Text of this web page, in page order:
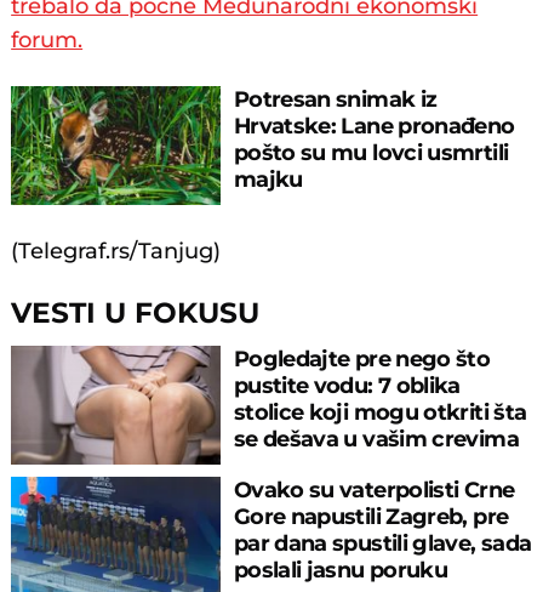
trebalo da počne Međunarodni ekonomski
forum.
Potresan snimak iz
Hrvatske: Lane pronađeno
pošto su mu lovci usmrtili
majku
(Telegraf.rs/Tanjug)
VESTI U FOKUSU
Pogledajte pre nego što
pustite vodu: 7 oblika
stolice koji mogu otkriti šta
se dešava u vašim crevima
Ovako su vaterpolisti Crne
Gore napustili Zagreb, pre
par dana spustili glave, sada
poslali jasnu poruku